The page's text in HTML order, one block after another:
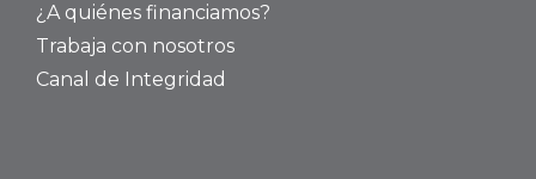
¿A quiénes financiamos?
Trabaja con nosotros
Canal de Integridad